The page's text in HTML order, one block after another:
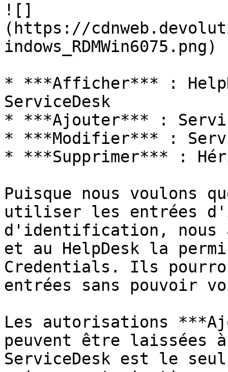
![]
(https://
indows_RDMWin6075.png)
* ***Afficher*** :
ServiceDesk
* ***Ajouter*** :
* ***Modifier*** :
* ***Supprimer*** :
Puisque nous voulons
utiliser les entrées
d'identification, nous
et au HelpDesk la
Credentials. Ils
entrées sans pouvoir
Les autorisations
peuvent être laissées
ServiceDesk est le